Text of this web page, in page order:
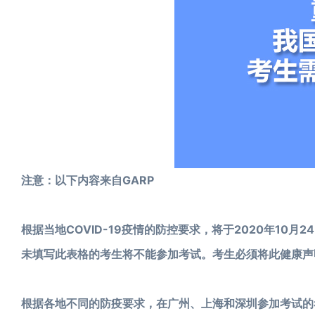
注意：以下内容来自GARP
根据当地COVID-19疫情的防控要求，将于2020年10月
未填写此表格的考生将不能参加考试。考生必须将此健康
根据各地不同的防疫要求，在广州、上海和深圳参加考试